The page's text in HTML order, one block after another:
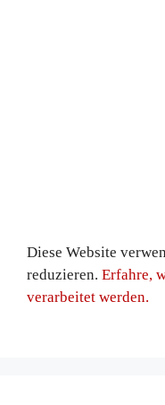
Diese Website
reduzieren. Erfahre,
verarbeitet werden.